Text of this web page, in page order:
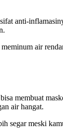
anti-
air
membuat
air hangat.
segar meski